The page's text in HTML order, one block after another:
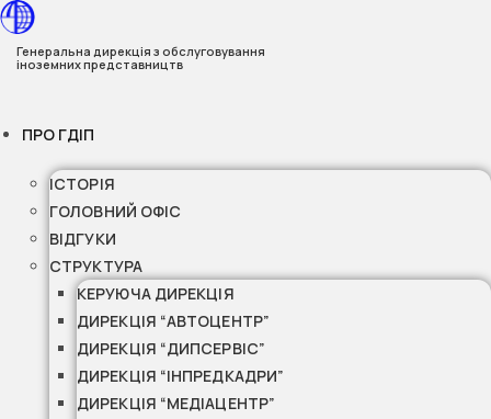
Перейти
до
вмісту
Генеральна дирекція з обслуговування
іноземних представництв
ПРО ГДІП
ІСТОРІЯ
ГОЛОВНИЙ ОФІС
ВІДГУКИ
СТРУКТУРА
КЕРУЮЧА ДИРЕКЦІЯ
ДИРЕКЦІЯ “АВТОЦЕНТР”
ДИРЕКЦІЯ “ДИПСЕРВІС”
ДИРЕКЦІЯ “ІНПРЕДКАДРИ”
ДИРЕКЦІЯ “МЕДІАЦЕНТР”